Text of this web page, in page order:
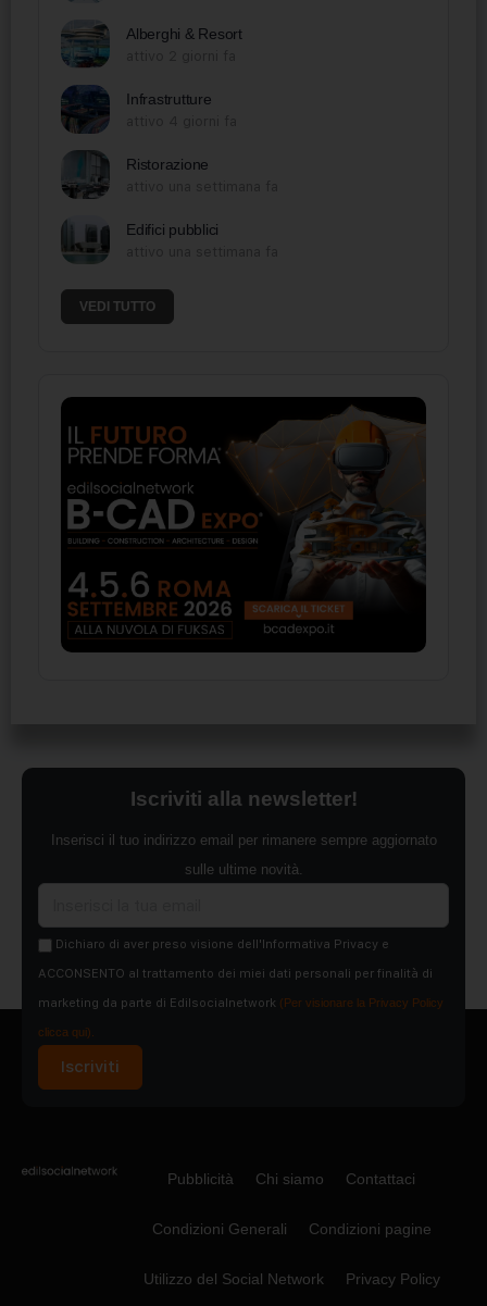
Alberghi & Resort
Infrastrutture
Ristorazione
Edifici pubblici
VEDI TUTTO
Iscriviti alla newsletter!
Inserisci il tuo indirizzo email per rimanere sempre aggiornato
sulle ultime novità.
Dichiaro di aver preso visione dell'Informativa Privacy e
ACCONSENTO al trattamento dei miei dati personali per finalità di
marketing da parte di Edilsocialnetwork (Per visionare la Privacy Policy
clicca qui).
Iscriviti
Pubblicità Chi siamo Contattaci
Condizioni Generali Condizioni pagine
Utilizzo del Social Network Privacy Policy